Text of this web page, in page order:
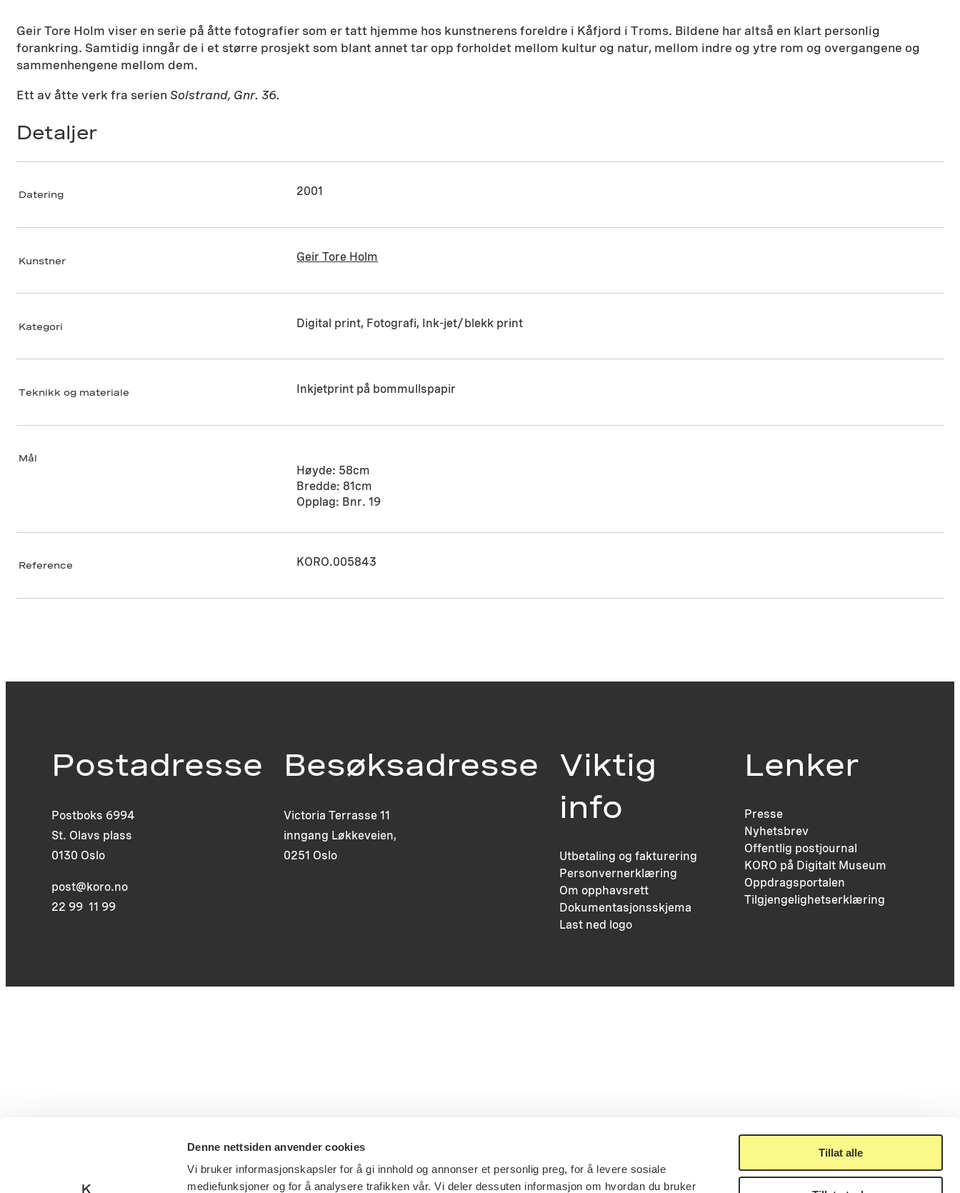
Denne nettsiden anvender cookies
Vi bruker informasjonskapsler for å gi innhold og annonser et personlig preg, for å levere sosiale
mediefunksjoner og for å analysere trafikken vår. Vi deler dessuten informasjon om hvordan du bruker
Tillat alle
Geir Tore Holm viser en serie på åtte fotografier som er tatt hjemme hos kunstnerens foreldre i Kåfjord i Troms. Bildene har altså en klart personlig
forankring. Samtidig inngår de i et større prosjekt som blant annet tar opp forholdet mellom kultur og natur, mellom indre og ytre rom og overgangene og
sammenhengene mellom dem.
Ett av åtte verk fra serien Solstrand, Gnr. 36.
Detaljer
Datering 2001
Kunstner Geir Tore Holm
Kategori Digital print, Fotografi, Ink-jet/blekk print
Teknikk og materiale Inkjetprint på bommullspapir
Mål
Høyde: 58cm
Bredde: 81cm
Opplag: Bnr. 19
Reference KORO.005843
Postadresse
Postboks 6994
St. Olavs plass
0130 Oslo
post@koro.no
22 99 11 99
Besøksadresse
Victoria Terrasse 11
inngang Løkkeveien,
0251 Oslo
Viktig
info
Utbetaling og fakturering
Personvernerklæring
Om opphavsrett
Dokumentasjonsskjema
Last ned logo
Lenker
Presse
Nyhetsbrev
Offentlig postjournal
KORO på Digitalt Museum
Oppdragsportalen
Tilgjengelighetserklæring